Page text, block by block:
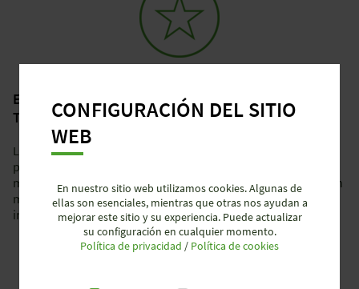
ENERGÍA DISPONIBLE EN CUALQUIER PUNTO, EN
TODO MOMENTO
Los módulos de conexión pueden instalarse en cualquier
punto del cable plano. Esto permite ampliaciones y
modificaciones rápidas y sencillas, tanto durante la puesta en
marcha como a lo largo de todo el ciclo de vida de la
instalación.
CONFIGURACIÓN DEL SITIO
WEB
En nuestro sitio web utilizamos cookies. Algunas de
ellas son esenciales, mientras que otras nos ayudan a
mejorar este sitio y su experiencia. Puede actualizar
su configuración en cualquier momento.
Política de privacidad / Política de cookies